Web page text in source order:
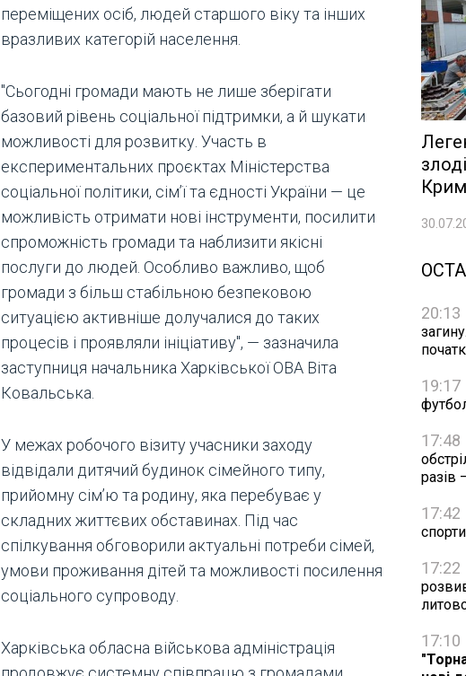
переміщених осіб, людей старшого віку та інших
вразливих категорій населення.
"Сьогодні громади мають не лише зберігати
базовий рівень соціальної підтримки, а й шукати
можливості для розвитку. Участь в
експериментальних проєктах Міністерства
соціальної політики, сім’ї та єдності України — це
можливість отримати нові інструменти, посилити
спроможність громади та наблизити якісні
послуги до людей. Особливо важливо, щоб
громади з більш стабільною безпековою
ситуацією активніше долучалися до таких
процесів і проявляли ініціативу", — зазначила
заступниця начальника Харківської ОВА Віта
Ковальська.
У межах робочого візиту учасники заходу
відвідали дитячий будинок сімейного типу,
прийомну сім’ю та родину, яка перебуває у
складних життєвих обставинах. Під час
спілкування обговорили актуальні потреби сімей,
умови проживання дітей та можливості посилення
соціального супроводу.
Харківська обласна військова адміністрація
20:13
19:17
17:48
разів
17:42
17:22
17:10